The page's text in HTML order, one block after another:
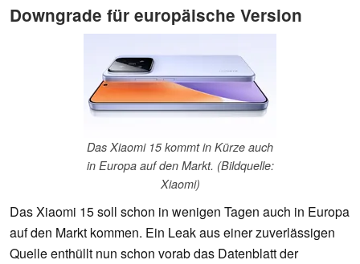
Downgrade für europäische Version
Das Xiaomi 15 kommt in Kürze auch
in Europa auf den Markt. (Bildquelle:
Xiaomi)
Das Xiaomi 15 soll schon in wenigen Tagen auch in Europa
auf den Markt kommen. Ein Leak aus einer zuverlässigen
Quelle enthüllt nun schon vorab das Datenblatt der